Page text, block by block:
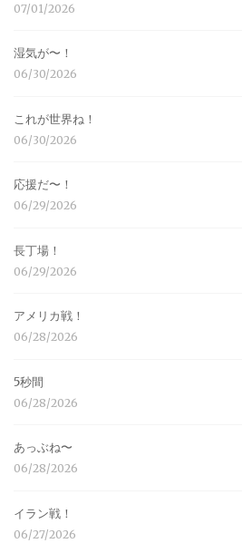
07/01/2026
湿気が〜！
06/30/2026
これが世界ね！
06/30/2026
応援だ〜！
06/29/2026
長丁場！
06/29/2026
アメリカ戦！
06/28/2026
5秒間
06/28/2026
あっぶね〜
06/28/2026
イラン戦！
06/27/2026